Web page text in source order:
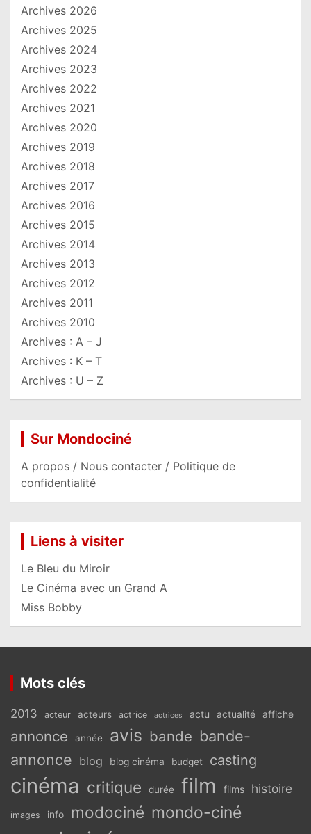
Archives 2026
Archives 2025
Archives 2024
Archives 2023
Archives 2022
Archives 2021
Archives 2020
Archives 2019
Archives 2018
Archives 2017
Archives 2016
Archives 2015
Archives 2014
Archives 2013
Archives 2012
Archives 2011
Archives 2010
Archives : A – J
Archives : K – T
Archives : U – Z
Sur Mondociné
A propos / Nous contacter / Politique de
confidentialité
Liens à visiter
Le Bleu du Miroir
Le Cinéma avec un Grand A
Miss Bobby
Mots clés
2013 acteur acteurs actrice actrices actu actualité affiche
annonce année avis bande bande-
annonce blog blog cinéma budget casting
cinéma critique durée film films histoire
images info modociné mondo-ciné